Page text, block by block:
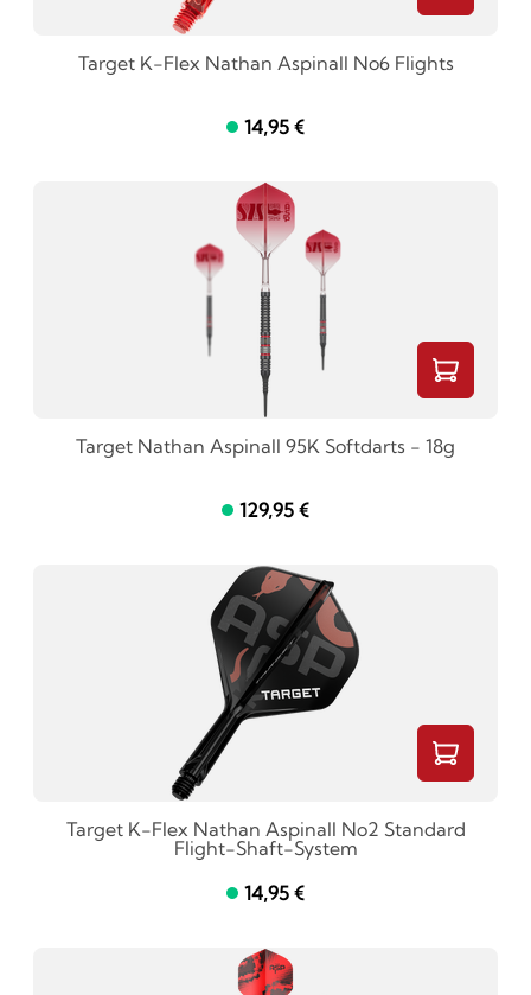
Target K-Flex Nathan Aspinall No6 Flights
14,95 €
Target Nathan Aspinall 95K Softdarts - 18g
129,95 €
Target K-Flex Nathan Aspinall No2 Standard
Flight-Shaft-System
14,95 €